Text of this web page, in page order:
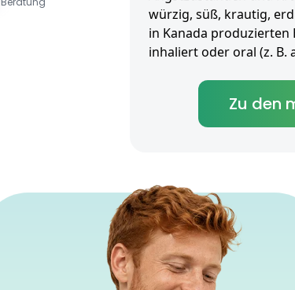
würzig, süß, krautig,
in Kanada
inhaliert oder oral (z. B.
Zu den